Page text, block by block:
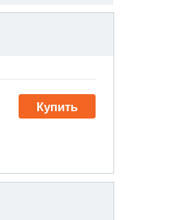
Купить